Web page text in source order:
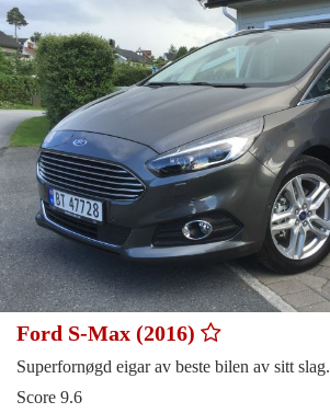
Ford S-Max (2016)
Superfornøgd eigar av beste bilen av sitt slag.
Score 9.6